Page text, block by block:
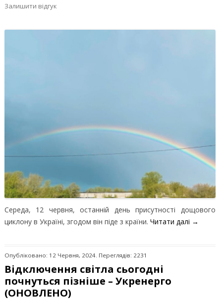
Залишити відгук
Середа, 12 червня, останній день присутності дощового
циклону в Україні, згодом він піде з країни. Читати далі →
Опубліковано: 12 Червня, 2024. Переглядів: 2231
Відключення світла сьогодні
почнуться пізніше – Укренерго
(ОНОВЛЕНО)